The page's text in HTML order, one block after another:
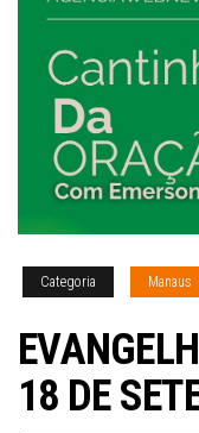
Categoria Manaus
18 DE